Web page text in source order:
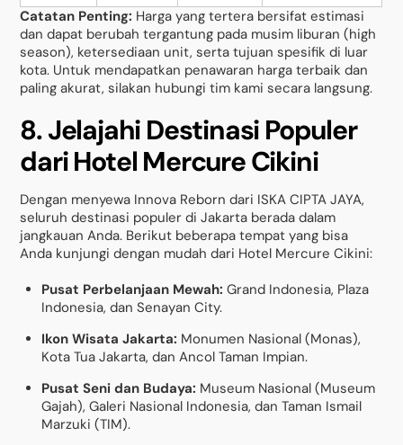
Catatan Penting: Harga yang tertera bersifat estimasi
dan dapat berubah tergantung pada musim liburan (high
season), ketersediaan unit, serta tujuan spesifik di luar
kota. Untuk mendapatkan penawaran harga terbaik dan
paling akurat, silakan hubungi tim kami secara langsung.
8. Jelajahi Destinasi Populer
dari Hotel Mercure Cikini
Dengan menyewa Innova Reborn dari ISKA CIPTA JAYA,
seluruh destinasi populer di Jakarta berada dalam
jangkauan Anda. Berikut beberapa tempat yang bisa
Anda kunjungi dengan mudah dari Hotel Mercure Cikini:
Pusat Perbelanjaan Mewah: Grand Indonesia, Plaza
Indonesia, dan Senayan City.
Ikon Wisata Jakarta: Monumen Nasional (Monas),
Kota Tua Jakarta, dan Ancol Taman Impian.
Pusat Seni dan Budaya: Museum Nasional (Museum
Gajah), Galeri Nasional Indonesia, dan Taman Ismail
Marzuki (TIM).